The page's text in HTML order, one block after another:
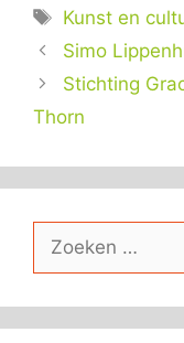
Tags
Kunst en
Simo
Stichting
Thorn
naar: